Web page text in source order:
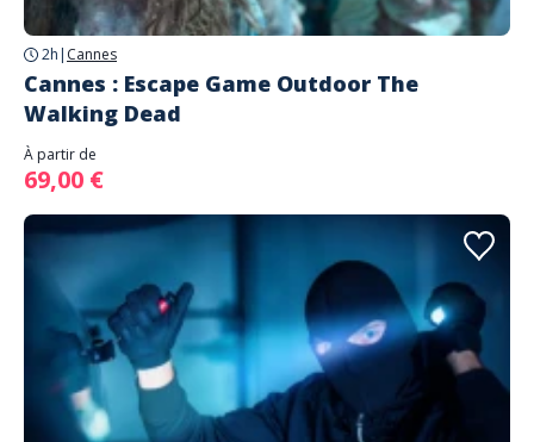
2h | Cannes
Cannes : Escape Game Outdoor The
Walking Dead
À partir de
69,00 €